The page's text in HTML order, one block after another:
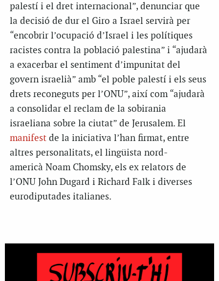
palestí i el dret internacional”, denunciar que
la decisió de dur el Giro a Israel servirà per
“encobrir l’ocupació d’Israel i les polítiques
racistes contra la població palestina” i “ajudarà
a exacerbar el sentiment d’impunitat del
govern israelià” amb “el poble palestí i els seus
drets reconeguts per l’ONU”, així com “ajudarà
a consolidar el reclam de la sobirania
israeliana sobre la ciutat” de Jerusalem. El
manifest de la iniciativa l’han firmat, entre
altres personalitats, el lingüista nord-
americà Noam Chomsky, els ex relators de
l’ONU John Dugard i Richard Falk i diverses
eurodiputades italianes.